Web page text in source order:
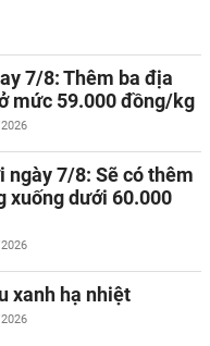
7/8: Thêm ba địa
mức 59.000 đồng/kg
ngày 7/8: Sẽ có thêm
xuống dưới 60.000
xanh hạ nhiệt